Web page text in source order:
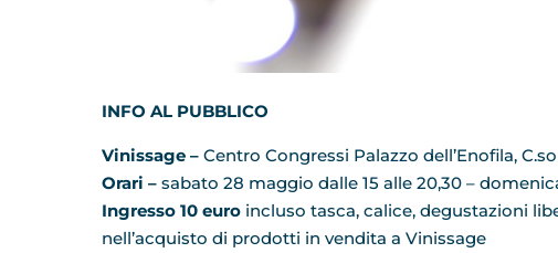
INFO AL PUBBLICO
Vinissage – Centro Congressi Palazzo dell’Enofila,
Orari – sabato 28 maggio dalle 15 alle 20,30 –
Ingresso 10 euro incluso tasca, calice, degustazioni
nell’acquisto di prodotti in vendita a Vinissage